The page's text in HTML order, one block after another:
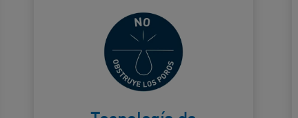
La arcilla de
hectorita
ayuda a
absorber la